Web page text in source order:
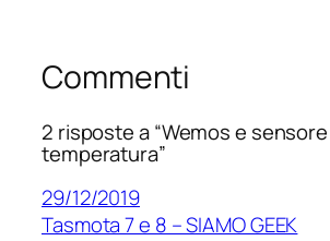
Commenti
2 risposte a “Wemos e
temperatura”
29/12/2019
Tasmota 7 e 8 – SIAMO GEEK